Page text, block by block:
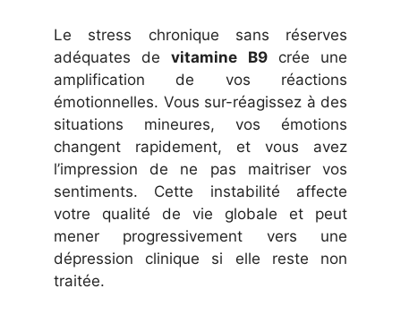
Le stress chronique sans réserves
adéquates devitamine B9crée une
amplification de vos réactions
émotionnelles. Vous sur-réagissez à des
situations mineures, vos émotions
changent rapidement, et vous avez
l’impression de ne pas maitriser vos
sentiments. Cette instabilité affecte
votre qualité de vie globale et peut
mener progressivement vers une
dépression clinique si elle reste non
traitée.